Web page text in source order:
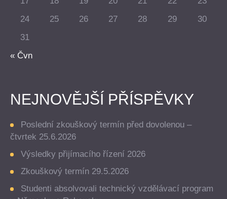
« Čvn
24
25 26 27 28 29
30
31
NEJNOVĚJŠÍ PŘÍSPĚVKY
Poslední zkouškový termín před dovolenou –
čtvrtek 25.6.2026
Výsledky přijímacího řízení 2026
Zkouškový termín 29.5.2026
Studenti absolvovali technický vzdělávací program